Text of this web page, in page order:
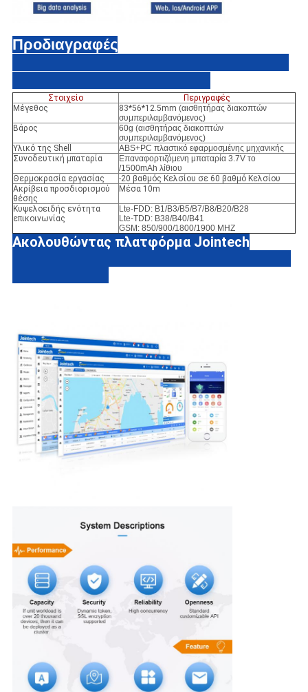
Προδιαγραφές
Στοιχείο
Περιγραφές
Μέγεθος
83*56*12.5mm (αισθητήρας διακοπτών
συμπεριλαμβανόμενος)
Βάρος
60g (αισθητήρας διακοπτών
συμπεριλαμβανόμενος)
Υλικό της Shell
ABS+PC πλαστικό εφαρμοσμένης μηχανικής
Συνοδευτική μπαταρία
Επαναφορτιζόμενη μπαταρία 3.7V το
/1500mAh λίθιου
Θερμοκρασία εργασίας
-20 βαθμός Κελσίου σε 60 βαθμό Κελσίου
Ακρίβεια προσδιορισμού
θέσης
Μέσα 10m
Κυψελοειδής ενότητα
επικοινωνίας
Lte-FDD: B1/B3/B5/B7/B8/B20/B28
Lte-TDD: B38/B40/B41
GSM: 850/900/1800/1900 MHZ
Ακολουθώντας πλατφόρμα Jointech